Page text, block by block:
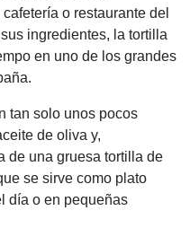
o restaurante del
ingredientes, la tortilla
en uno de los grandes
tan solo unos pocos
de oliva y,
de una gruesa tortilla de
se sirve como plato
día o en pequeñas